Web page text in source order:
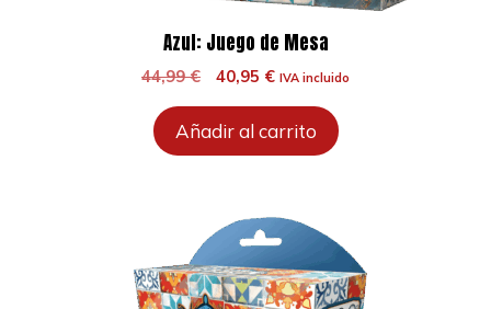
Azul: Juego de Mesa
44,99€
El
original
era:
40,95 €El
actual
es:
IVA incluido
Añadir al carrito